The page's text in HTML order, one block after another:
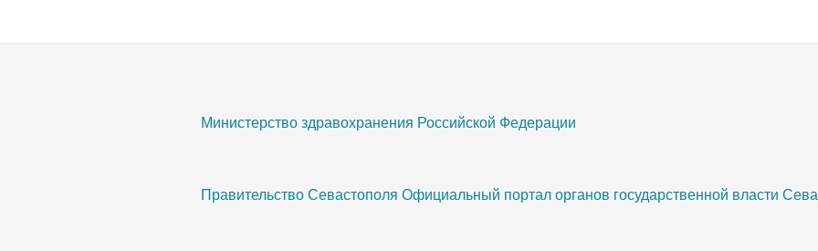
Министерство здравохранения Российской Федерации
Правительство Севастополя Официальный портал органов государственной власти